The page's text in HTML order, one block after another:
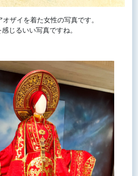
ザイを着た女性の写真です。
じるいい写真ですね。